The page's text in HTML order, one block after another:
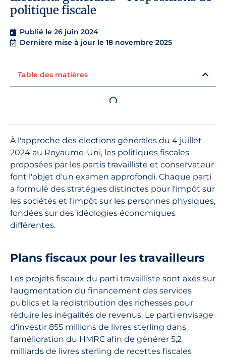
politique fiscale
Publié le 26 juin 2024
Dernière mise à jour le 18 novembre 2025
Table des matières
À l'approche des élections générales du 4 juillet
2024 au Royaume-Uni, les politiques fiscales
proposées par les partis travailliste et conservateur
font l'objet d'un examen approfondi. Chaque parti
a formulé des stratégies distinctes pour l'impôt sur
les sociétés et l'impôt sur les personnes physiques,
fondées sur des idéologies économiques
différentes.
Plans fiscaux pour les travailleurs
Les projets fiscaux du parti travailliste sont axés sur
l'augmentation du financement des services
publics et la redistribution des richesses pour
réduire les inégalités de revenus. Le parti envisage
d'investir 855 millions de livres sterling dans
l'amélioration du HMRC afin de générer 5,2
milliards de livres sterling de recettes fiscales